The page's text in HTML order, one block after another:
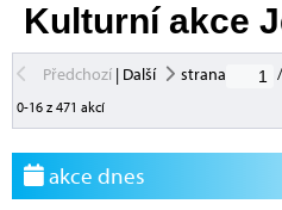
Kulturní akce
Předchozí| Další strana
0-16 z 471 akcí
akce dnes